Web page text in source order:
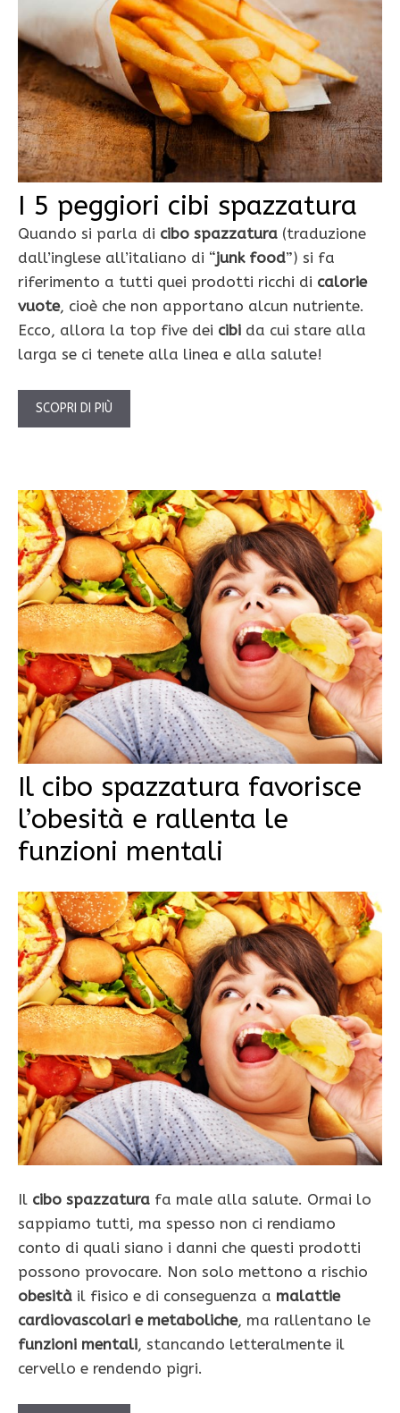
I 5 peggiori cibi spazzatura
Quando si parla di cibo spazzatura (traduzione
dall’inglese all’italiano di “junk food”) si fa
riferimento a tutti quei prodotti ricchi di calorie
vuote, cioè che non apportano alcun nutriente.
Ecco, allora la top five dei cibi da cui stare alla
larga se ci tenete alla linea e alla salute!
SCOPRI DI PIÙ
Il cibo spazzatura favorisce
l’obesità e rallenta le
funzioni mentali
Il cibo spazzatura fa male alla salute. Ormai lo
sappiamo tutti, ma spesso non ci rendiamo
conto di quali siano i danni che questi prodotti
possono provocare. Non solo mettono a rischio
obesità il fisico e di conseguenza a malattie
cardiovascolari e metaboliche, ma rallentano le
funzioni mentali, stancando letteralmente il
cervello e rendendo pigri.